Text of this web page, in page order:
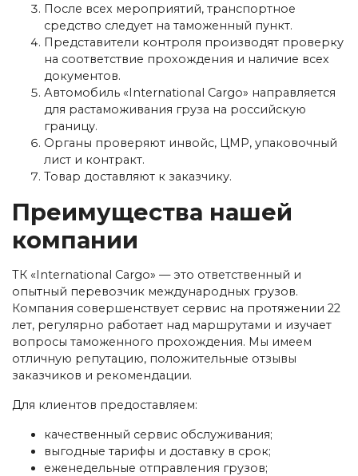
После всех мероприятий, транспортное
средство следует на таможенный пункт.
Представители контроля производят проверку
на соответствие прохождения и наличие всех
документов.
Автомобиль «International Cargo» направляется
для растаможивания груза на российскую
границу.
Органы проверяют инвойс, ЦМР, упаковочный
лист и контракт.
Товар доставляют к заказчику.
Преимущества нашей
компании
ТК «International Cargo» — это ответственный и
опытный перевозчик международных грузов.
Компания совершенствует сервис на протяжении 22
лет, регулярно работает над маршрутами и изучает
вопросы таможенного прохождения. Мы имеем
отличную репутацию, положительные отзывы
заказчиков и рекомендации.
Для клиентов предоставляем:
качественный сервис обслуживания;
выгодные тарифы и доставку в срок;
еженедельные отправления грузов;